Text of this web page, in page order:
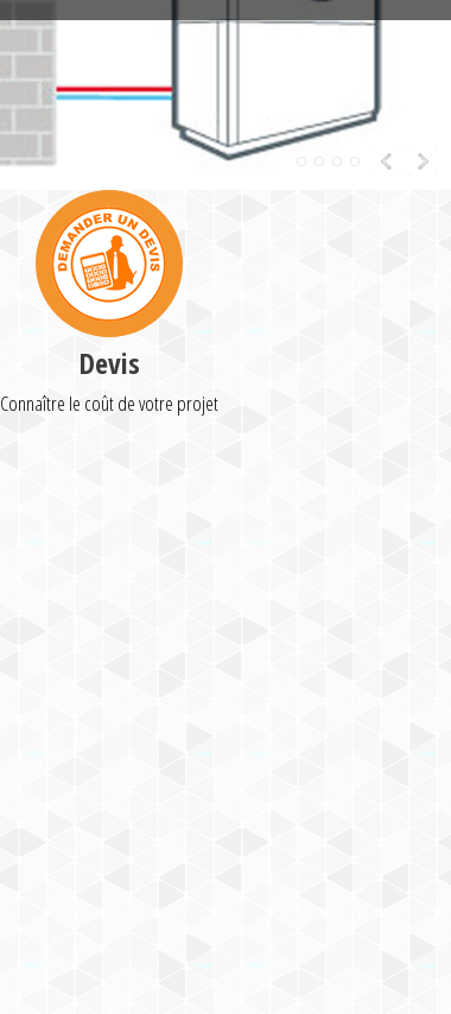
Devis
Connaître le coût de votre projet